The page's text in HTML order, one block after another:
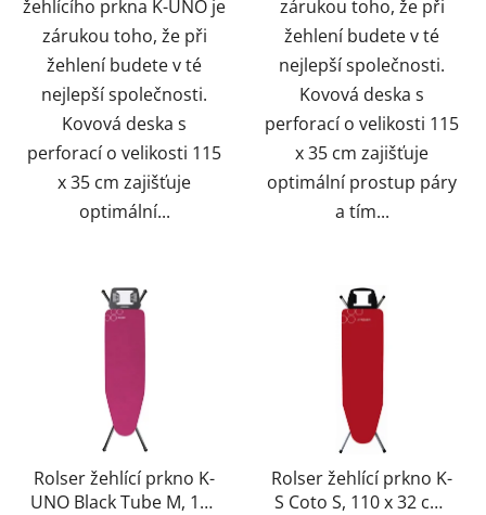
žehlícího prkna K-UNO je
zárukou toho, že při
žehlení budete v té
nejlepší společnosti.
Kovová deska s
perforací o velikosti 115
x 35 cm zajišťuje
optimální...
zárukou toho, že při
žehlení budete v té
nejlepší společnosti.
Kovová deska s
perforací o velikosti 115
x 35 cm zajišťuje
optimální prostup páry
a tím...
Rolser žehlící prkno K-
UNO Black Tube M, 115
Rolser žehlící prkno K-
S Coto S, 110 x 32 cm,